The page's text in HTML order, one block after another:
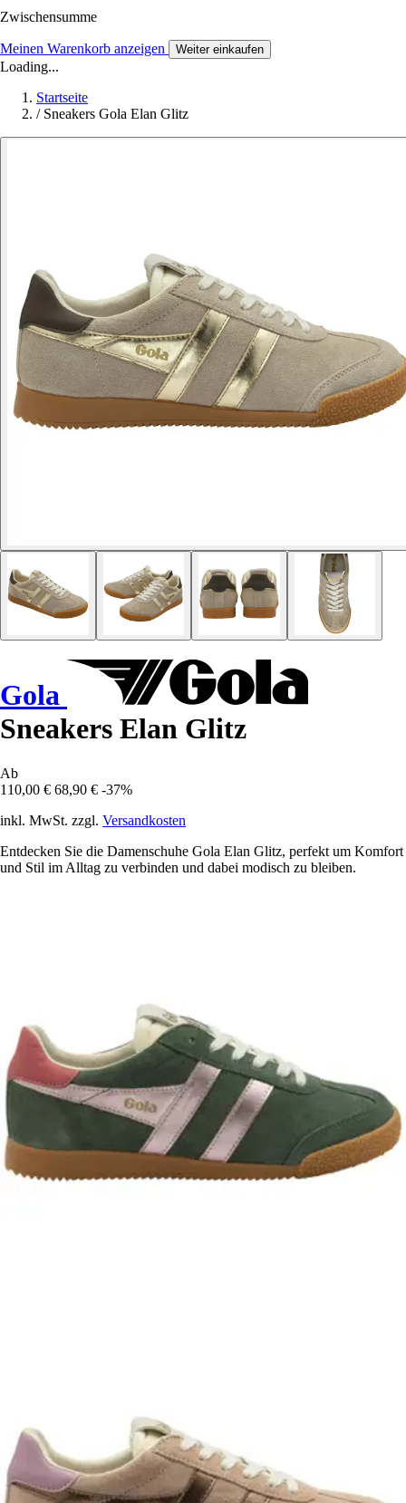
Zwischensumme
Meinen Warenkorb anzeigen Weiter einkaufen
Loading...
Startseite
/ Sneakers Gola Elan Glitz
Gola
Sneakers Elan Glitz
Ab
110,00 € 68,90 € -37%
inkl. MwSt. zzgl. Versandkosten
Entdecken Sie die Damenschuhe Gola Elan Glitz, perfekt um Komfort
und Stil im Alltag zu verbinden und dabei modisch zu bleiben.